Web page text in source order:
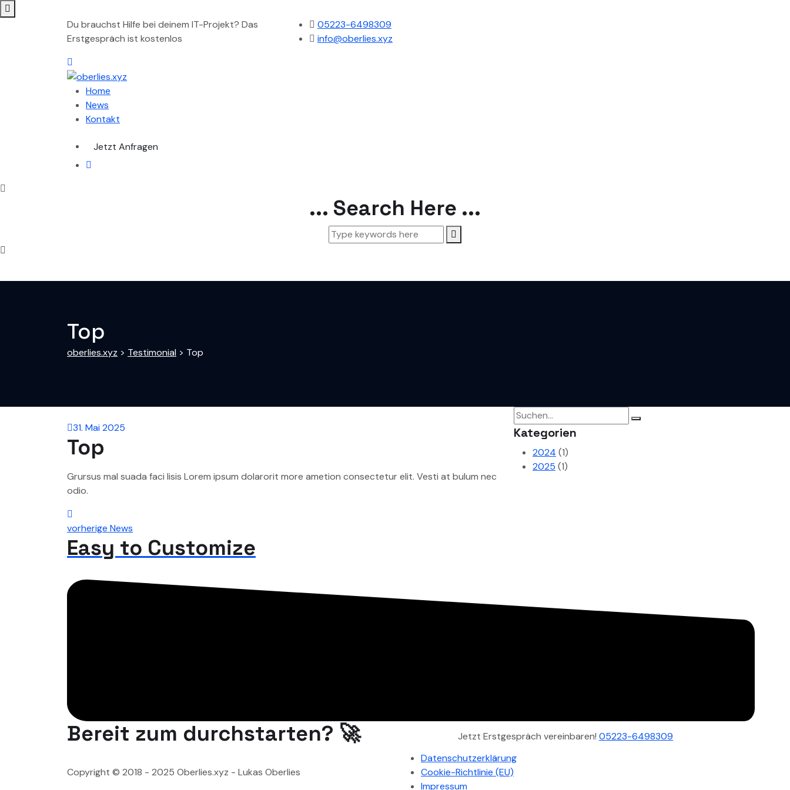
Du brauchst Hilfe bei deinem IT-Projekt? Das
Erstgespräch ist kostenlos
05223-6498309
info@oberlies.xyz
Home
News
Kontakt
Jetzt Anfragen
... Search Here ...
Top
oberlies.xyz > Testimonial > Top
31. Mai 2025
Top
Grursus mal suada faci lisis Lorem ipsum dolarorit more ametion consectetur elit. Vesti at bulum nec
odio.
vorherige News
Easy to Customize
Kategorien
2024 (1)
2025 (1)
Bereit zum durchstarten? 🚀 Jetzt Erstgespräch vereinbaren! 05223-6498309
Copyright © 2018 - 2025 Oberlies.xyz - Lukas Oberlies
Datenschutzerklärung
Cookie-Richtlinie (EU)
Impressum